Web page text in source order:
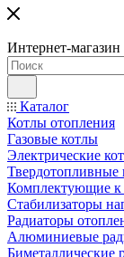
Интернет-магазин
Каталог
Котлы отопления
Газовые котлы
Электрические
Твердотопливные
Комплектующие к
Стабилизаторы
Радиаторы
Алюминиевые
Биметаллические